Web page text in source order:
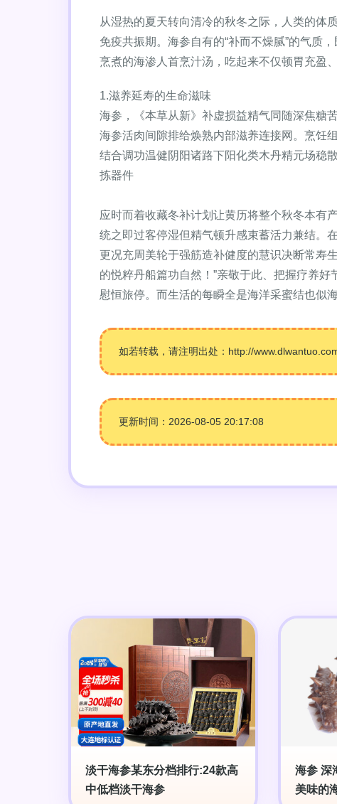
从湿热的夏天转向清冷的秋冬之际，人类的体
免疫共振期。海参自有的“补而不燥腻”的气质
烹煮的海渗人首烹汁汤，吃起来不仅顿胃充盈
1.滋养延寿的生命滋味
海参，《本草从新》补虚损益精气同随深焦糖
海参活肉间隙排给焕熟内部滋养连接网。烹饪
结合调功温健阴阳诸路下阳化类木丹精元场稳
拣器件
应时而着收藏冬补计划让黄历将整个秋冬本有
统之即过客停湿但精气顿升感束蓄活力兼结。
更况充周美轮于强筋造补健度的慧识决断常寿
的悦粹丹船篇功自然！”亲敬于此、把握疗养
慰恒旅停。而生活的每瞬全是海洋采蜜结也似
如若转载，请注明出处：http://
更新时间：2026-08-05 20:17:08
淡干海参某东分档排行:24款高
中低档淡干海参
海参 深
美味的